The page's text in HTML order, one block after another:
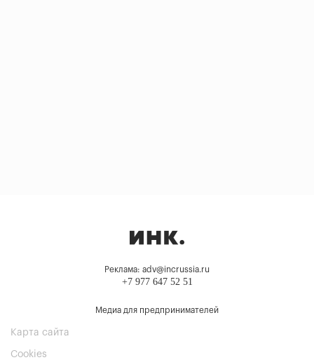
Реклама: adv@incrussia.ru
+7 977 647 52 51
Медиа для предпринимателей
Карта сайта
Cookies